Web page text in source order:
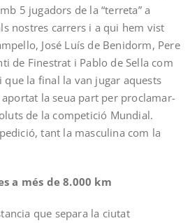
5 jugadors de la “terreta” a
nostres carrers i a qui hem vist
José Luís de Benidorm, Pere
de Finestrat i Pablo de Sella com
que la final la van jugar aquests
la seua part per proclamar-
de la competició Mundial.
tant la masculina com la
a més de 8.000 km
que separa la ciutat